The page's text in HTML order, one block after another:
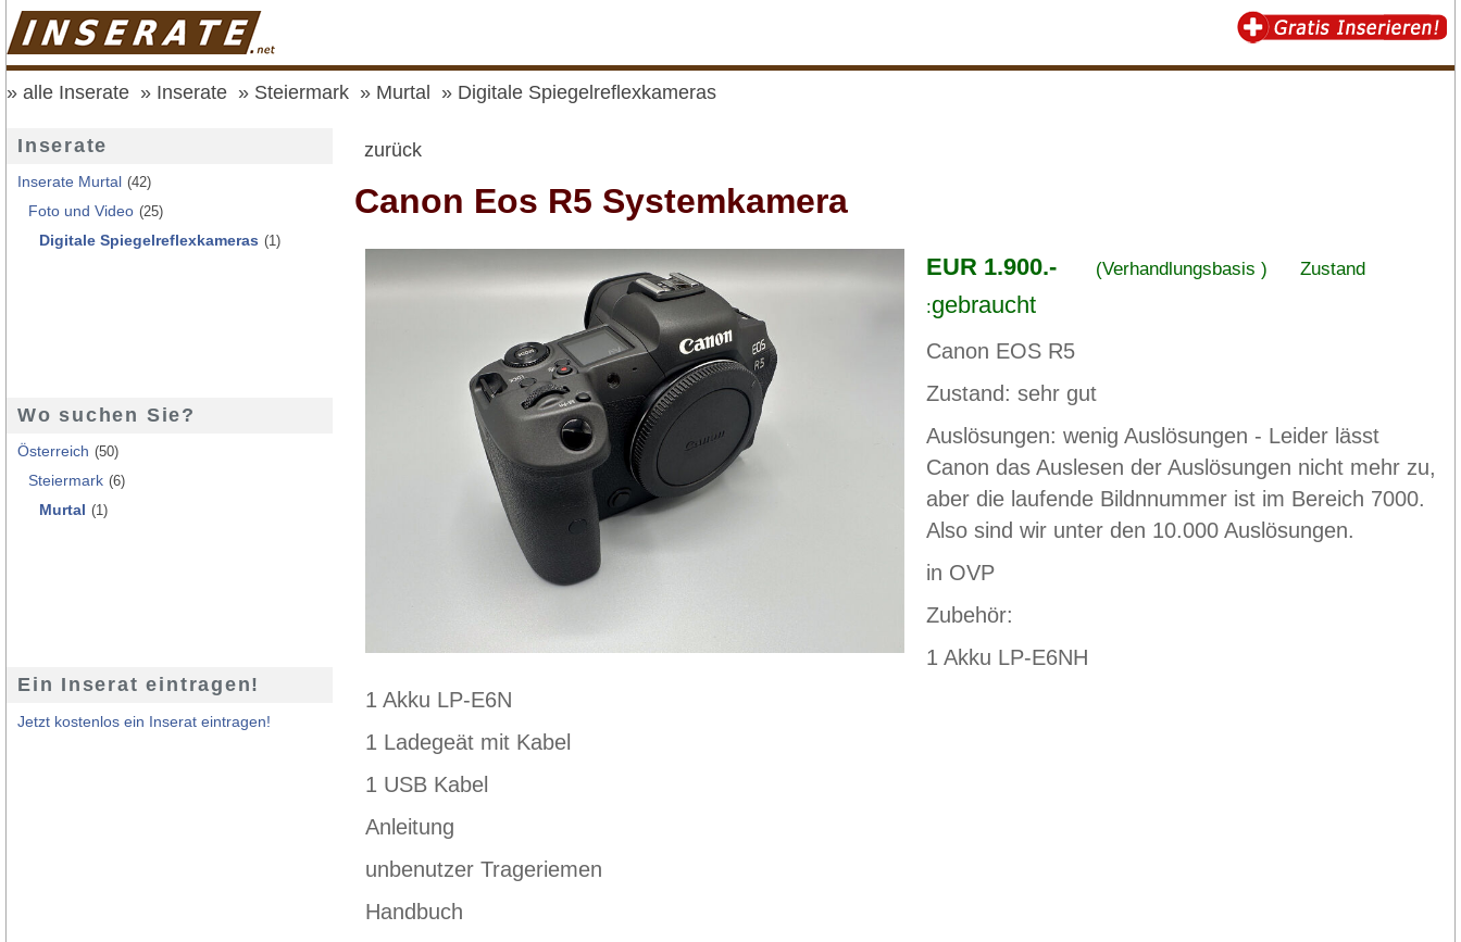
alle Inserate Inserate Steiermark Murtal Digitale Spiegelreflexkameras
zurück
Canon Eos R5 Systemkamera
EUR 1.900.- (Verhandlungsbasis )
Zustand
:gebraucht
Canon EOS R5
Zustand: sehr gut
Auslösungen: wenig Auslösungen - Leider lässt
Canon das Auslesen der Auslösungen nicht mehr zu,
aber die laufende Bildnnummer ist im Bereich 7000.
Also sind wir unter den 10.000 Auslösungen.
in OVP
Zubehör:
1 Akku LP-E6NH
1 Akku LP-E6N
1 Ladegeät mit Kabel
1 USB Kabel
Anleitung
unbenutzer Trageriemen
Handbuch
Inserate
Inserate Murtal (42)
Foto und Video (25)
Digitale Spiegelreflexkameras (1)
Wo suchen Sie?
Österreich (50)
Steiermark (6)
Murtal (1)
Ein Inserat eintragen!
Jetzt kostenlos ein Inserat eintragen!